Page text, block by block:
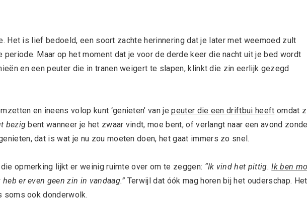
Het is lief bedoeld, een soort zachte herinnering dat je later met weemoed zult
Maar op het moment dat je voor de derde keer die nacht uit je bed wordt
en een peuter die in tranen weigert te slapen, klinkt die zin eerlijk gezegd
en ineens volop kunt ‘genieten’ van jepeuter die een driftbui heeft omdat
bezig bent wanneer je het zwaar vindt, moe bent, of verlangt naar een avond
dat is wat je nu zou moeten doen, het gaat immers zo snel.
die opmerking lijkt er weinig ruimte over om te zeggen: “Ik vind het pittig.Ik ben
heb er even geen zin in vandaag.” Terwijl dat óók mag horen bij het ouderschap. Het
soms ook donderwolk.